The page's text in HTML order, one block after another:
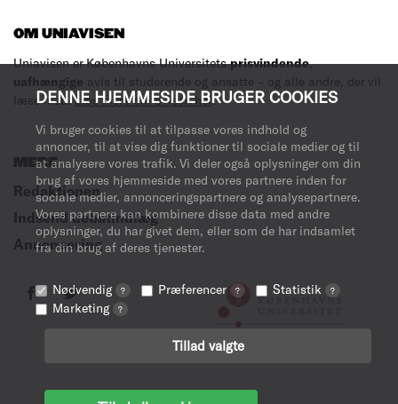
DENNE HJEMMESIDE BRUGER COOKIES
Vi bruger cookies til at tilpasse vores indhold og
annoncer, til at vise dig funktioner til sociale medier og til
at analysere vores trafik. Vi deler også oplysninger om din
brug af vores hjemmeside med vores partnere inden for
sociale medier, annonceringspartnere og analysepartnere.
Vores partnere kan kombinere disse data med andre
oplysninger, du har givet dem, eller som de har indsamlet
fra din brug af deres tjenester.
Nødvendig ? Præferencer ? Statistik ?
Marketing ?
Tillad valgte
OM UNIAVISEN
Uniavisen er Københavns Universitetsprisvindende,
uafhængige avis til studerende og ansatte – og alle andre, der vil
læse med.Læs mere om avisen her.
MERE
Redaktionen
Indsend debatindlæg
Annoncering